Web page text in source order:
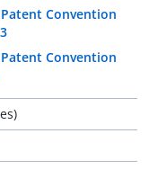
Convention
Convention